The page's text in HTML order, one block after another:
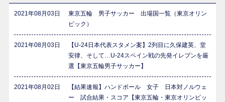
2021年08月03日
東京五輪 男子サッカー 出場国一覧（東京オリン
ピック）
2021年08月03日
【U-24日本代表スタメン案】2列目に久保建英、堂
安律、そして…U-24スペイン戦の先発イレブンを厳
選【東京五輪男子サッカー】
2021年08月02日
【結果速報】ハンドボール 女子 日本対ノルウェ
ー 試合結果・スコア【東京五輪・東京オリンピッ